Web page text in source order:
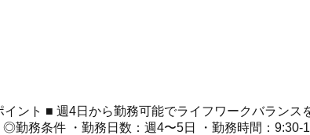
■ 週4日から勤務可能でライフワークバランス
務条件 ・勤務日数：週4〜5日 ・勤務時間：9:30-